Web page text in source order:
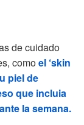
de cuidado
comoel ‘skin
piel de
que incluia
la semana.